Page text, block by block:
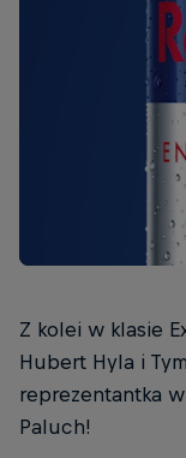
Z kolei w klasie
Hubert Hyla i
reprezentantka
Paluch!